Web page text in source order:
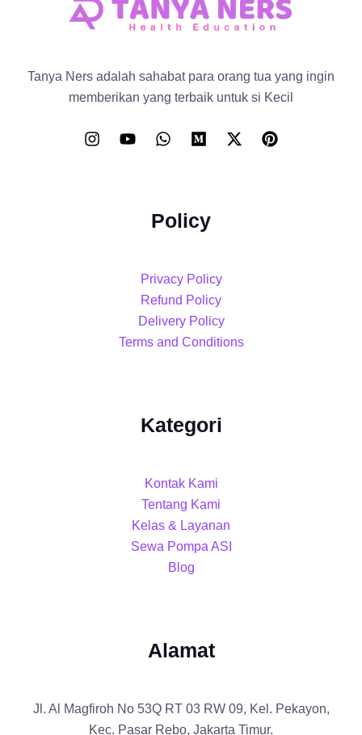
Tanya Ners adalah sahabat para orang tua yang ingin
memberikan yang terbaik untuk si Kecil
Policy
Privacy Policy
Refund Policy
Delivery Policy
Terms and Conditions
Kategori
Kontak Kami
Tentang Kami
Kelas & Layanan
Sewa Pompa ASI
Blog
Alamat
Jl. Al Magfiroh No 53Q RT 03 RW 09, Kel. Pekayon,
Kec. Pasar Rebo, Jakarta Timur.